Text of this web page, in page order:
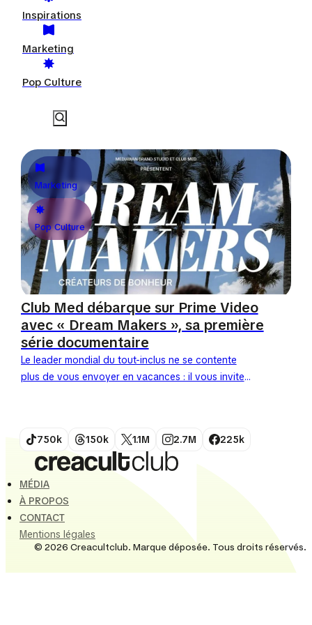
Inspirations
Marketing
Pop Culture
Marketing
Pop Culture
Club Med débarque sur Prime Video
avec « Dream Makers », sa première
série documentaire
Le leader mondial du tout-inclus ne se contente
plus de vous envoyer en vacances : il vous invite
750k 150k 1.1M 2.7M 225k
MÉDIA
À PROPOS
CONTACT
Mentions légales
© 2026 Creacultclub. Marque déposée. Tous droits réservés.